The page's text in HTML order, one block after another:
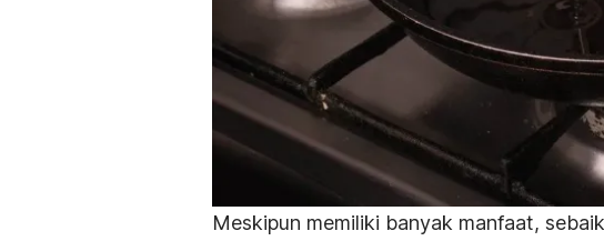
Meskipun memiliki banyak manfaat,